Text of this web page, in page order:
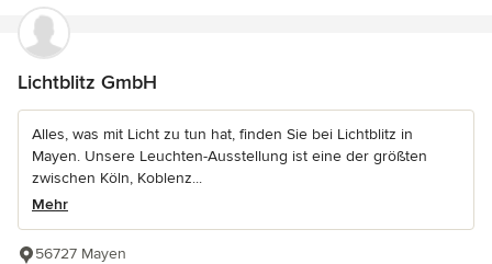
Lichtblitz GmbH
Alles, was mit Licht zu tun hat, finden Sie bei Lichtblitz in
Mayen. Unsere Leuchten-Ausstellung ist eine der größten
zwischen Köln, Koblenz...
Mehr
56727 Mayen